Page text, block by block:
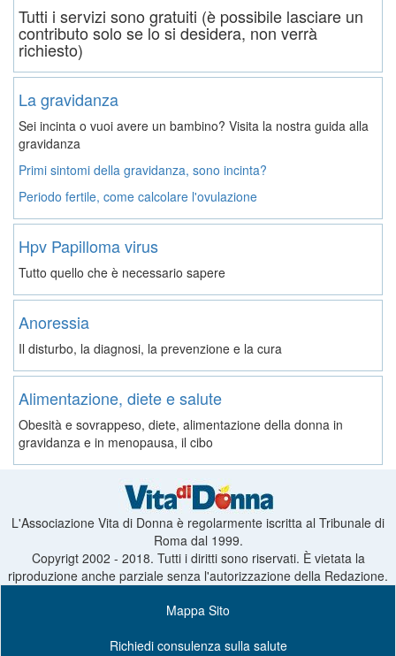
Tutti i servizi sono gratuiti (è possibile lasciare un
contributo solo se lo si desidera, non verrà
richiesto)
La gravidanza
Sei incinta o vuoi avere un bambino? Visita la nostra guida alla
gravidanza
Primi sintomi della gravidanza, sono incinta?
Periodo fertile, come calcolare l'ovulazione
Hpv Papilloma virus
Tutto quello che è necessario sapere
Anoressia
Il disturbo, la diagnosi, la prevenzione e la cura
Alimentazione, diete e salute
Obesità e sovrappeso, diete, alimentazione della donna in
gravidanza e in menopausa, il cibo
L'Associazione Vita di Donna è regolarmente iscritta al Tribunale di
Roma dal 1999.
Copyrigt 2002 - 2018. Tutti i diritti sono riservati. È vietata la
riproduzione anche parziale senza l'autorizzazione della Redazione.
Mappa Sito
Richiedi consulenza sulla salute